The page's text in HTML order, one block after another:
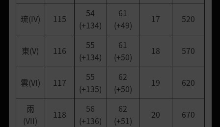
琉(IV) 115
54
(+134)
61
(+49)
17 520
東(V) 116
55
(+134)
61
(+50)
18 570
雲(VI) 117
55
(+135)
62
(+50)
19 620
雨
(VII)
118
56
(+136)
62
(+51)
20 670